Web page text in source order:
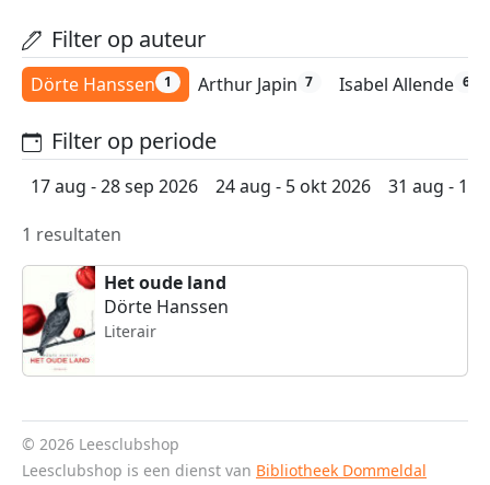
Filter op auteur
Arthur Japin 7 Isabel Allende 6
Dörte Hanssen 1
Filter op periode
17 aug - 28 sep 2026 24 aug - 5 okt 2026
31 aug - 12
1 resultaten
Het oude land
Dörte Hanssen
Literair
© 2026 Leesclubshop
Leesclubshop is een dienst van Bibliotheek Dommeldal